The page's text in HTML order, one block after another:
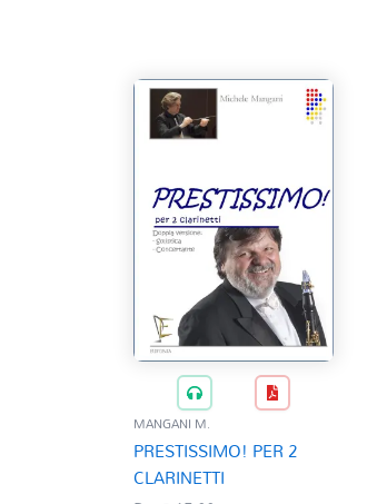
MANGANI M.
PRESTISSIMO! PER 2
CLARINETTI